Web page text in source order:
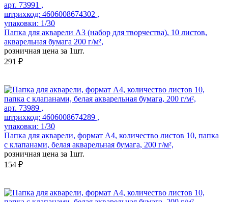
арт. 73991 ,
штрихкод: 4606008674302 ,
упаковки: 1/30
Папка для акварели А3 (набор для творчества), 10 листов,
акварельная бумага 200 г/м²,
розничная цена за 1шт.
291 ₽
арт. 73989 ,
штрихкод: 4606008674289 ,
упаковки: 1/30
Папка для акварели, формат А4, количество листов 10, папка
с клапанами, белая акварельная бумага, 200 г/м²,
розничная цена за 1шт.
154 ₽